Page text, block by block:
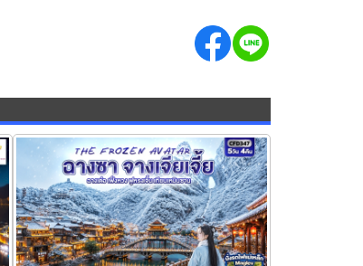
ทัวร์จางเจียเจี้ย THE FROZEN AVATAR 5 วัน